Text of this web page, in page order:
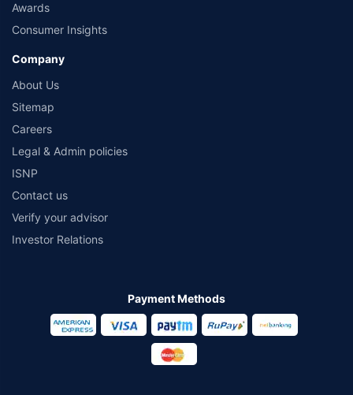
Awards
Consumer Insights
Company
About Us
Sitemap
Careers
Legal & Admin policies
ISNP
Contact us
Verify your advisor
Investor Relations
Payment Methods